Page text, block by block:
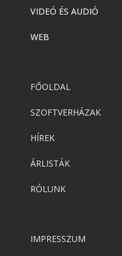
VIDEÓ ÉS AUDIÓ
WEB
FŐOLDAL
SZOFTVERHÁZAK
HÍREK
ÁRLISTÁK
RÓLUNK
IMPRESSZUM